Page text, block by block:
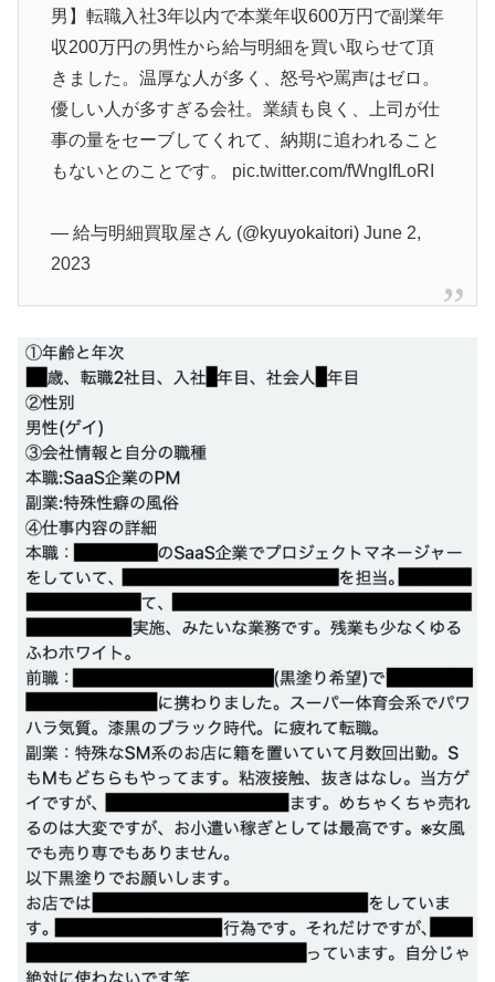
男】転職入社3年以内で本業年収600万円で副業年
収200万円の男性から給与明細を買い取らせて頂
きました。温厚な人が多く、怒号や罵声はゼロ。
優しい人が多すぎる会社。業績も良く、上司が仕
事の量をセーブしてくれて、納期に追われること
もないとのことです。 pic.twitter.com/fWngIfLoRI
— 給与明細買取屋さん (@kyuyokaitori) June 2,
2023